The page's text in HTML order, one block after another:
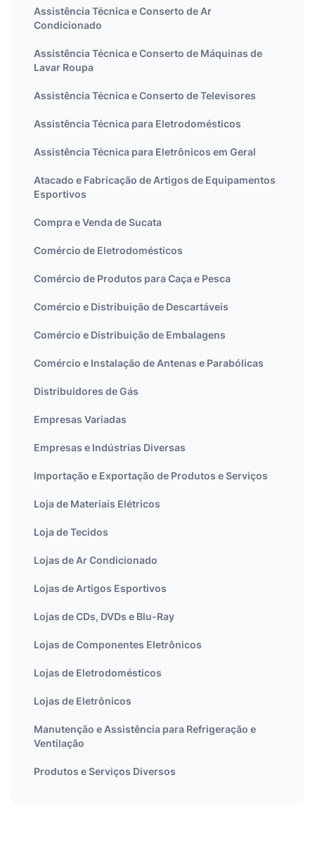
Assistência Técnica e Conserto de Ar
Condicionado
Assistência Técnica e Conserto de Máquinas de
Lavar Roupa
Assistência Técnica e Conserto de Televisores
Assistência Técnica para Eletrodomésticos
Assistência Técnica para Eletrônicos em Geral
Atacado e Fabricação de Artigos de Equipamentos
Esportivos
Compra e Venda de Sucata
Comércio de Eletrodomésticos
Comércio de Produtos para Caça e Pesca
Comércio e Distribuição de Descartáveis
Comércio e Distribuição de Embalagens
Comércio e Instalação de Antenas e Parabólicas
Distribuidores de Gás
Empresas Variadas
Empresas e Indústrias Diversas
Importação e Exportação de Produtos e Serviços
Loja de Materiais Elétricos
Loja de Tecidos
Lojas de Ar Condicionado
Lojas de Artigos Esportivos
Lojas de CDs, DVDs e Blu-Ray
Lojas de Componentes Eletrônicos
Lojas de Eletrodomésticos
Lojas de Eletrônicos
Manutenção e Assistência para Refrigeração e
Ventilação
Produtos e Serviços Diversos